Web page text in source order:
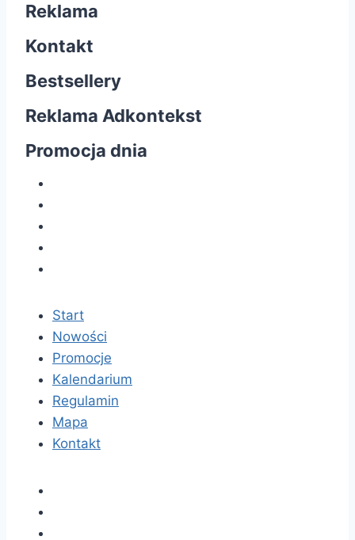
Reklama
Kontakt
Bestsellery
Reklama Adkontekst
Promocja dnia
Start
Nowości
Promocje
Kalendarium
Regulamin
Mapa
Kontakt